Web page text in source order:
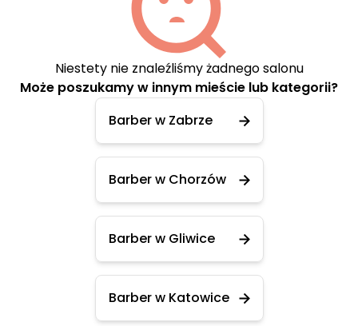
Niestety nie znaleźliśmy żadnego salonu
Może poszukamy w innym mieście lub kategorii?
Barber w Zabrze
Barber w Chorzów
Barber w Gliwice
Barber w Katowice